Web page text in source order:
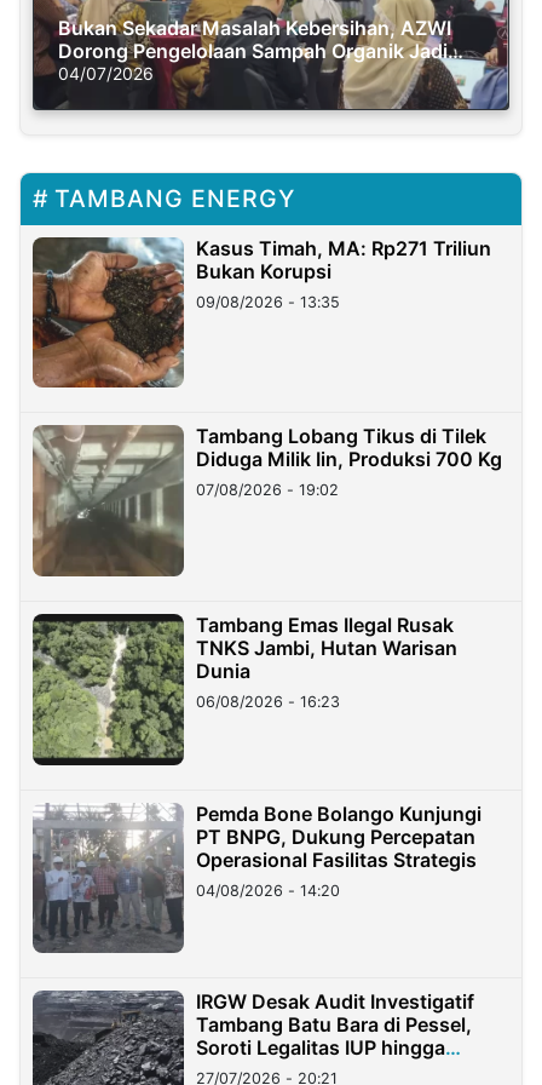
Bukan Sekadar Masalah Kebersihan, AZWI
Dorong Pengelolaan Sampah Organik Jadi
Solusi Krisis Iklim
04/07/2026
TAMBANG ENERGY
Kasus Timah, MA: Rp271 Triliun
Bukan Korupsi
09/08/2026 - 13:35
Tambang Lobang Tikus di Tilek
Diduga Milik Iin, Produksi 700 Kg
07/08/2026 - 19:02
Tambang Emas Ilegal Rusak
TNKS Jambi, Hutan Warisan
Dunia
06/08/2026 - 16:23
Pemda Bone Bolango Kunjungi
PT BNPG, Dukung Percepatan
Operasional Fasilitas Strategis
04/08/2026 - 14:20
IRGW Desak Audit Investigatif
Tambang Batu Bara di Pessel,
Soroti Legalitas IUP hingga
Stockpile
27/07/2026 - 20:21